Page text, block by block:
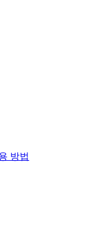
방법